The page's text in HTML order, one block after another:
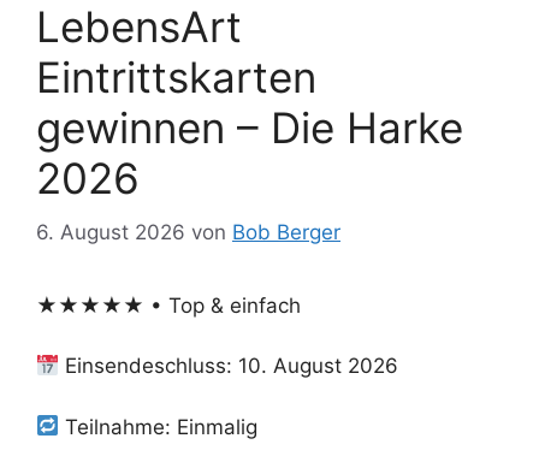
LebensArt
Eintrittskarten
gewinnen – Die Harke
2026
6. August 2026 von Bob Berger
★★★★★ • Top & einfach
Einsendeschluss: 10. August 2026
Teilnahme: Einmalig